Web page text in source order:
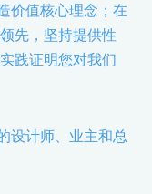
价值核心理念；在
先，坚持提供性
践证明您对我们
设计师、业主和总